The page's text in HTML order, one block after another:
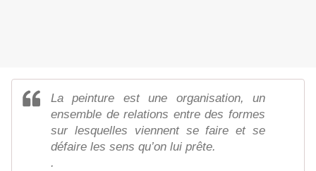
La peinture est une organisation, un
ensemble de relations entre des formes
sur lesquelles viennent se faire et se
défaire les sens qu’on lui prête.
.